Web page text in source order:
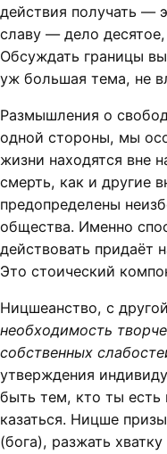
действия получать —
славу — дело
Обсуждать границы
уж большая тема, не
Размышления о
одной стороны, мы
жизни находятся вне
смерть, как и другие
предопределены
общества. Именно
действовать
Это стоический
Ницшеанство, с
необходимость
собственных
утверждения
быть тем, кто ты
казаться. Ницше
(бога), разжать